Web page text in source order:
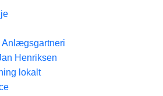
Anlægsgartneri
Henriksen
lokalt